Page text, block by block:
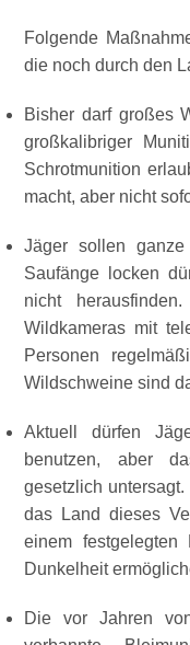
Folgende
die noch durch den
Bisher darf großes
großkalibriger
Schrotmunition
macht, aber nicht
Jäger sollen ganze
Saufänge locken
nicht
Wildkameras mit
Personen
Wildschweine sind
Aktuell dürfen
benutzen, aber
gesetzlich untersagt.
das Land dieses
einem
Dunkelheit
Die vor Jahren